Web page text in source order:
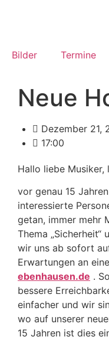
Bilder Termine
Neue
Dezember 21,
17:00
Hallo liebe Musiker,
vor genau 15
interessierte
getan, immer mehr
Thema
wir uns ab sofort
Erwartungen an
ebenhausen.de .
bessere
einfacher und wir
wo auf unserer
15 Jahren ist dies